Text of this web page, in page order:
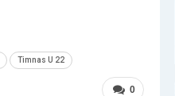
Timnas U 22
0